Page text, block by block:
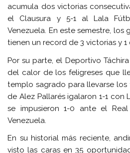
acumula dos victorias
el Clausura y 5-1 al Lala
Venezuela. En este semestre, los
tienen un record de 3 victorias y 1
Por su parte, el Deportivo
del calor de los feligreses que
templo sagrado para llevarse los
de Alez Pallarés igalaron 1-1 con
se impusieron 1-0 ante el
Venezuela.
En su historial más reciente,
visto las caras en 35